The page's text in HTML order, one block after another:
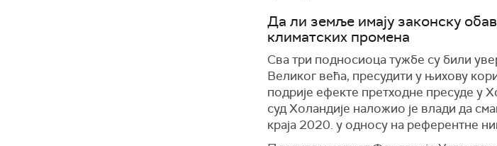
Да ли земље имају законску
климатских промена
Сва три подносиоца тужбе су били
Великог већа, пресудити у њихову
подрије ефекте претходне пресуде у
суд Холандије наложио је влади да
краја 2020. у односу на референтне